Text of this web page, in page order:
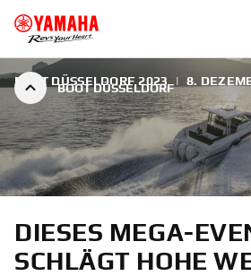
BOOT DÜSSELDORF
BOOT DÜSSELDORF 2023 | 8.
DIESES MEGA-
SCHLÄGT HOHE